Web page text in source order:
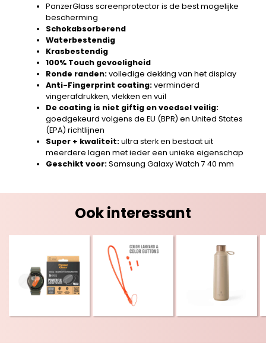
PanzerGlass screenprotector is de best mogelijke
bescherming
Schokabsorberend
Waterbestendig
Krasbestendig
100% Touch gevoeligheid
Ronde randen:volledige dekking van het display
Anti-Fingerprint coating:verminderd
vingerafdrukken, vlekken en vuil
De coating is niet giftig en voedsel veilig:
goedgekeurd volgens de EU (BPR) en United States
(EPA) richtlijnen
Super + kwaliteit:ultra sterk en bestaat uit
meerdere lagen met ieder een unieke eigenschap
Geschikt voor:Samsung Galaxy Watch 7 40 mm
Ook interessant